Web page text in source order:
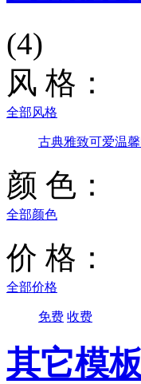
(4)
风 格：
全部风格
古典雅致可爱温馨
颜 色：
全部颜色
价 格：
全部价格
免费 收费
其它模